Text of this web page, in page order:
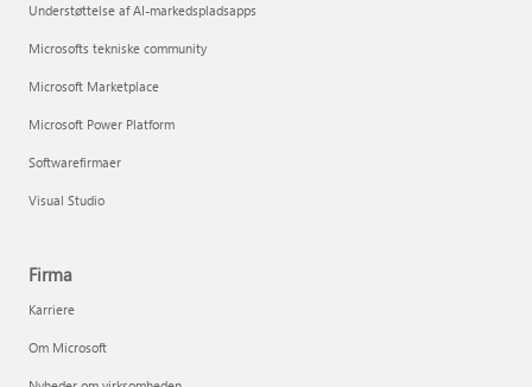
Understøttelse af AI-markedspladsapps
Microsofts tekniske community
Microsoft Marketplace
Microsoft Power Platform
Softwarefirmaer
Visual Studio
Firma
Karriere
Om Microsoft